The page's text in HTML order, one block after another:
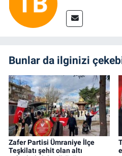
Bunlar da ilginizi
Zafer Partisi Ümraniye İlçe
Teşkilatı şehit olan altı